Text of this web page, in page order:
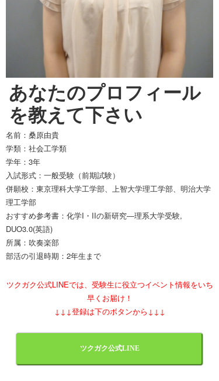
あなたのプロフィール
を教えて下さい
名前：桑原由貴
学類：社会工学類
学年：3年
入試形式：一般受験（前期試験）
併願校：東京理科大学工学部、上智大学理工学部、明治大学
理工学部
おすすめ参考書：化学I・IIの新研究―理系大学受験,
DUO3.0(英語)
所属：吹奏楽部
部活の引退時期：2年生まで
ツクガク公式LINEでは、受験生に役立つイベント情報をいち
早くお届け！
↓↓↓登録は下のボタンから↓↓↓
ツクガク公式LINE